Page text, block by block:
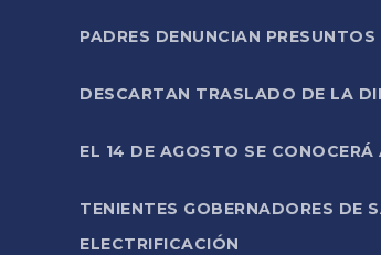
PADRES DENUNCIAN
DESCARTAN TRASLADO DE LA
EL 14 DE AGOSTO SE
TENIENTES GOBERNADORES DE
ELECTRIFICACIÓN